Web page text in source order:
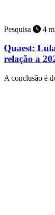
Pesquisa 4
Quaest:
relação a
A conclusão é